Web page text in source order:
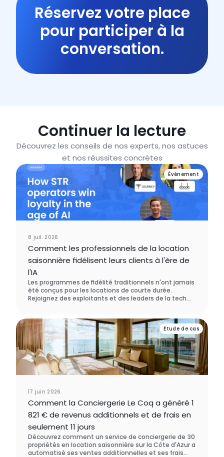
Réservez votre place
pour participer à la
conversation.
Continuer la lecture
Découvrez les conseils de nos experts, nos astuces
et nos réussites concrètes
Événement
8 juil. 2026
Comment les professionnels de la location
saisonnière fidélisent leurs clients à l'ère de
l'IA
Les programmes de fidélité traditionnels n'ont jamais
été conçus pour les locations de courte durée.
Rejoignez des exploitants et des leaders de la tech
revenir chez vous.
Étude de cas
17 juin 2026
Comment la Conciergerie Le Coq a généré 1
821 € de revenus additionnels et de frais en
seulement 11 jours
Découvrez comment un service de conciergerie de 30
propriétés en location saisonnière sur la Côte d'Azur a
automatisé ses ventes additionnelles et ses frais